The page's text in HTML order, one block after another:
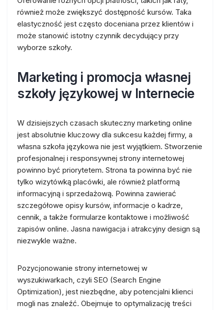
również może zwiększyć dostępność kursów. Taka
elastyczność jest często doceniana przez klientów i
może stanowić istotny czynnik decydujący przy
wyborze szkoły.
Marketing i promocja własnej
szkoły językowej w Internecie
W dzisiejszych czasach skuteczny marketing online
jest absolutnie kluczowy dla sukcesu każdej firmy, a
własna szkoła językowa nie jest wyjątkiem. Stworzenie
profesjonalnej i responsywnej strony internetowej
powinno być priorytetem. Strona ta powinna być nie
tylko wizytówką placówki, ale również platformą
informacyjną i sprzedażową. Powinna zawierać
szczegółowe opisy kursów, informacje o kadrze,
cennik, a także formularze kontaktowe i możliwość
zapisów online. Jasna nawigacja i atrakcyjny design są
niezwykle ważne.
Pozycjonowanie strony internetowej w
wyszukiwarkach, czyli SEO (Search Engine
Optimization), jest niezbędne, aby potencjalni klienci
mogli nas znaleźć. Obejmuje to optymalizację treści